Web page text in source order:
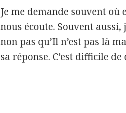
Je me demande souvent
nous écoute. Souvent
non pas qu’Il n’est pas là
sa réponse. C’est difficile